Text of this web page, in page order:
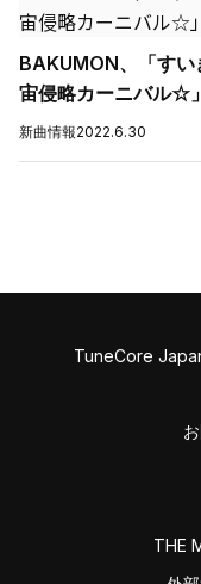
BAKUMON、「す
宙侵略カーニバル☆
新曲情報2022.6.30
TuneCore
THE